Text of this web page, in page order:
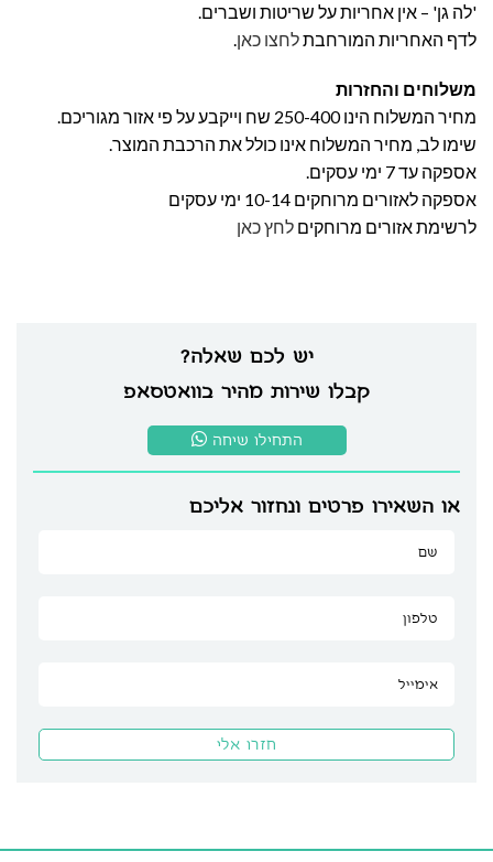
יש לכם שאלה?
קבלו שירות מהיר בוואטסאפ
התחילו שיחה
או השאירו פרטים ונחזור אליכם
'לה גן' – אין אחריות על שריטות ושברים.
לדף האחריות המורחבתלחצו כאן.
משלוחים והחזרות
מחיר המשלוח הינו 250-400 שח וייקבע על פי אזור מגוריכם.
שימו לב, מחיר המשלוח אינו כולל את הרכבת המוצר.
אספקה עד 7 ימי עסקים.
אספקה לאזורים מרוחקים 10-14 ימי עסקים
לרשימת אזורים מרוחקים לחץ כאן